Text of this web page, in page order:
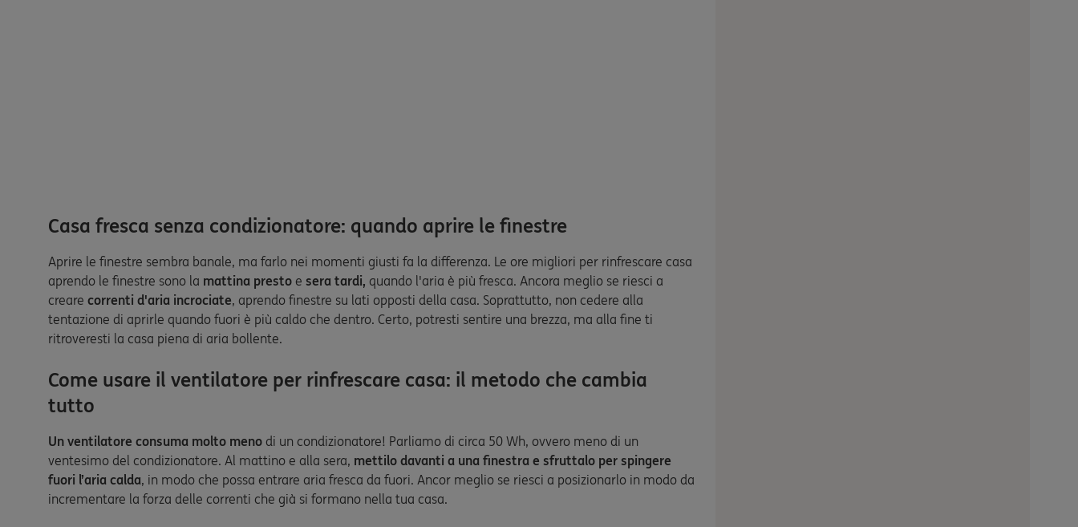
Casa fresca senza condizionatore: quando aprire le finestre
Aprire le finestre sembra banale, ma farlo nei momenti giusti fa la differenza. Le ore migliori per rinfrescare casa
aprendo le finestre sono la mattina presto e sera tardi, quando l'aria è più fresca. Ancora meglio se riesci a
creare correnti d'aria incrociate, aprendo finestre su lati opposti della casa. Soprattutto, non cedere alla
tentazione di aprirle quando fuori è più caldo che dentro. Certo, potresti sentire una brezza, ma alla fine ti
ritroveresti la casa piena di aria bollente.
Come usare il ventilatore per rinfrescare casa: il metodo che cambia
tutto
Un ventilatore consuma molto meno di un condizionatore! Parliamo di circa 50 Wh, ovvero meno di un
ventesimo del condizionatore. Al mattino e alla sera, mettilo davanti a una finestra e sfruttalo per spingere
fuori l’aria calda, in modo che possa entrare aria fresca da fuori. Ancor meglio se riesci a posizionarlo in modo da
incrementare la forza delle correnti che già si formano nella tua casa.